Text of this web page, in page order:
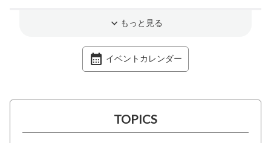
もっと見る
イベントカレンダー
TOPICS